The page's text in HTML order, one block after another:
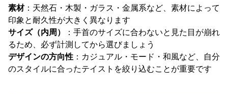
素材：天然石・木製・ガラス・金属系など、素材によって
印象と耐久性が大きく異なります
サイズ（内周）
：手首のサイズに合わないと見た目が崩れ
るため、必ず計測してから選びましょう
デザインの方向性 ：カジュアル・モード・和風など、自分
のスタイルに合ったテイストを絞り込むことが重要です